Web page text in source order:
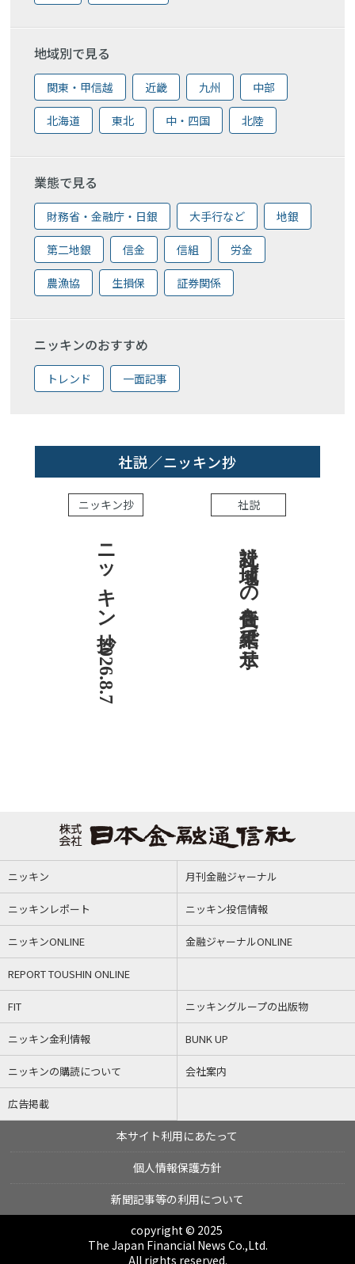
地域別で見る
関東・甲信越 近畿 九州 中部
北海道 東北 中・四国 北陸
業態で見る
財務省・金融庁・日銀 大手行など 地銀
第二地銀 信金 信組 労金
農漁協 生損保 証券関係
ニッキンのおすすめ
トレンド 一面記事
社説／ニッキン抄
ニッキン抄
ニッキン抄 2026.8.7
社説
社説 地域への責任を結果で示せ
ニッキン 月刊金融ジャーナル
ニッキンレポート ニッキン投信情報
ニッキンONLINE 金融ジャーナルONLINE
REPORT TOUSHIN ONLINE
FIT ニッキングループの出版物
ニッキン金利情報 BUNK UP
ニッキンの購読について 会社案内
広告掲載
本サイト利用にあたって
個人情報保護方針
新聞記事等の利用について
copyright © 2025
The Japan Financial News Co.,Ltd.
All rights reserved.